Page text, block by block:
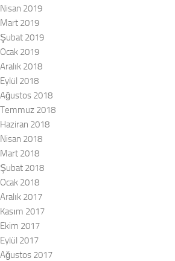
Nisan 2019
Mart 2019
Şubat 2019
Ocak 2019
Aralık 2018
Eylül 2018
Ağustos 2018
Temmuz 2018
Haziran 2018
Nisan 2018
Mart 2018
Şubat 2018
Ocak 2018
Aralık 2017
Kasım 2017
Ekim 2017
Eylül 2017
Ağustos 2017